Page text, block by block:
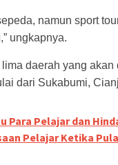
namun sport
ungkapnya.
lima daerah yang
dari Sukabumi,
Para Pelajar dan
Pelajar Ketika